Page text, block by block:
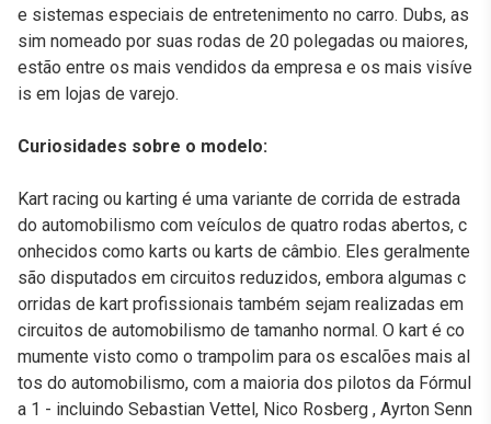
e sistemas especiais de entretenimento no carro. Dubs, as
sim nomeado por suas rodas de 20 polegadas ou maiores,
estão entre os mais vendidos da empresa e os mais visíve
is em lojas de varejo.
Curiosidades sobre o modelo:
Kart racing ou karting é uma variante de corrida de estrada
do automobilismo com veículos de quatro rodas abertos, c
onhecidos como karts ou karts de câmbio. Eles geralmente
são disputados em circuitos reduzidos, embora algumas c
orridas de kart profissionais também sejam realizadas em
circuitos de automobilismo de tamanho normal. O kart é co
mumente visto como o trampolim para os escalões mais al
tos do automobilismo, com a maioria dos pilotos da Fórmul
a 1 - incluindo Sebastian Vettel, Nico Rosberg , Ayrton Senn